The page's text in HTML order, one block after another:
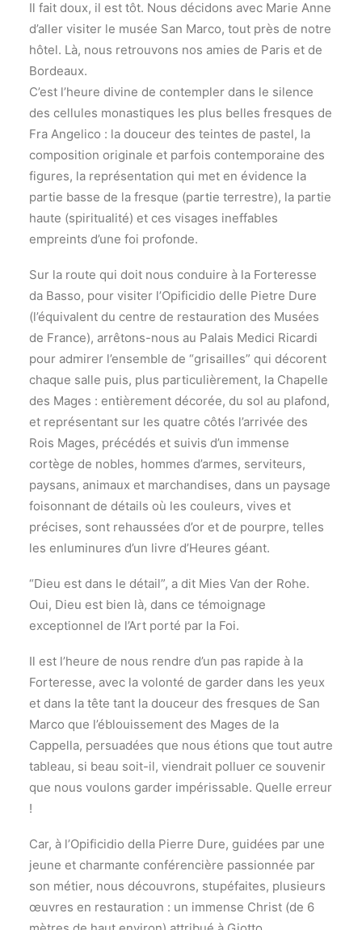
Il fait doux, il est tôt. Nous décidons avec Marie Anne
d’aller visiter le musée San Marco, tout près de notre
hôtel. Là, nous retrouvons nos amies de Paris et de
Bordeaux.
C’est l’heure divine de contempler dans le silence
des cellules monastiques les plus belles fresques de
Fra Angelico : la douceur des teintes de pastel, la
composition originale et parfois contemporaine des
figures, la représentation qui met en évidence la
partie basse de la fresque (partie terrestre), la partie
haute (spiritualité) et ces visages ineffables
empreints d’une foi profonde.
Sur la route qui doit nous conduire à la Forteresse
da Basso, pour visiter l’Opificidio delle Pietre Dure
(l’équivalent du centre de restauration des Musées
de France), arrêtons-nous au Palais Medici Ricardi
pour admirer l’ensemble de “grisailles” qui décorent
chaque salle puis, plus particulièrement, la Chapelle
des Mages : entièrement décorée, du sol au plafond,
et représentant sur les quatre côtés l’arrivée des
Rois Mages, précédés et suivis d’un immense
cortège de nobles, hommes d’armes, serviteurs,
paysans, animaux et marchandises, dans un paysage
foisonnant de détails où les couleurs, vives et
précises, sont rehaussées d’or et de pourpre, telles
les enluminures d’un livre d’Heures géant.
“Dieu est dans le détail”, a dit Mies Van der Rohe.
Oui, Dieu est bien là, dans ce témoignage
exceptionnel de l’Art porté par la Foi.
Il est l’heure de nous rendre d’un pas rapide à la
Forteresse, avec la volonté de garder dans les yeux
et dans la tête tant la douceur des fresques de San
Marco que l’éblouissement des Mages de la
Cappella, persuadées que nous étions que tout autre
tableau, si beau soit-il, viendrait polluer ce souvenir
que nous voulons garder impérissable. Quelle erreur
!
Car, à l’Opificidio della Pierre Dure, guidées par une
jeune et charmante conférencière passionnée par
son métier, nous découvrons, stupéfaites, plusieurs
œuvres en restauration : un immense Christ (de 6